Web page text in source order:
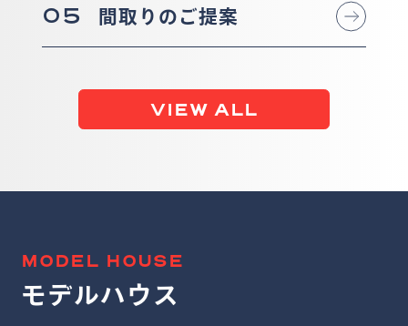
05 間取りのご提案
VIEW ALL
MODEL HOUSE
モデルハウス